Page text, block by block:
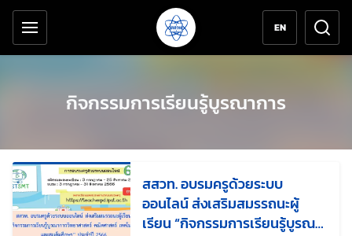
ข้ามไปยังเนื้อหาหลัก
เครื่องมือช่วยเหลือ
EN
กิจกรรมการเรียนรู้บูรณาการ
สสวท. อบรมครูด้วยระบบ
ออนไลน์ ส่งเสริมสมรรถนะผู้
เรียน “กิจกรรมการเรียนรู้บูรณา